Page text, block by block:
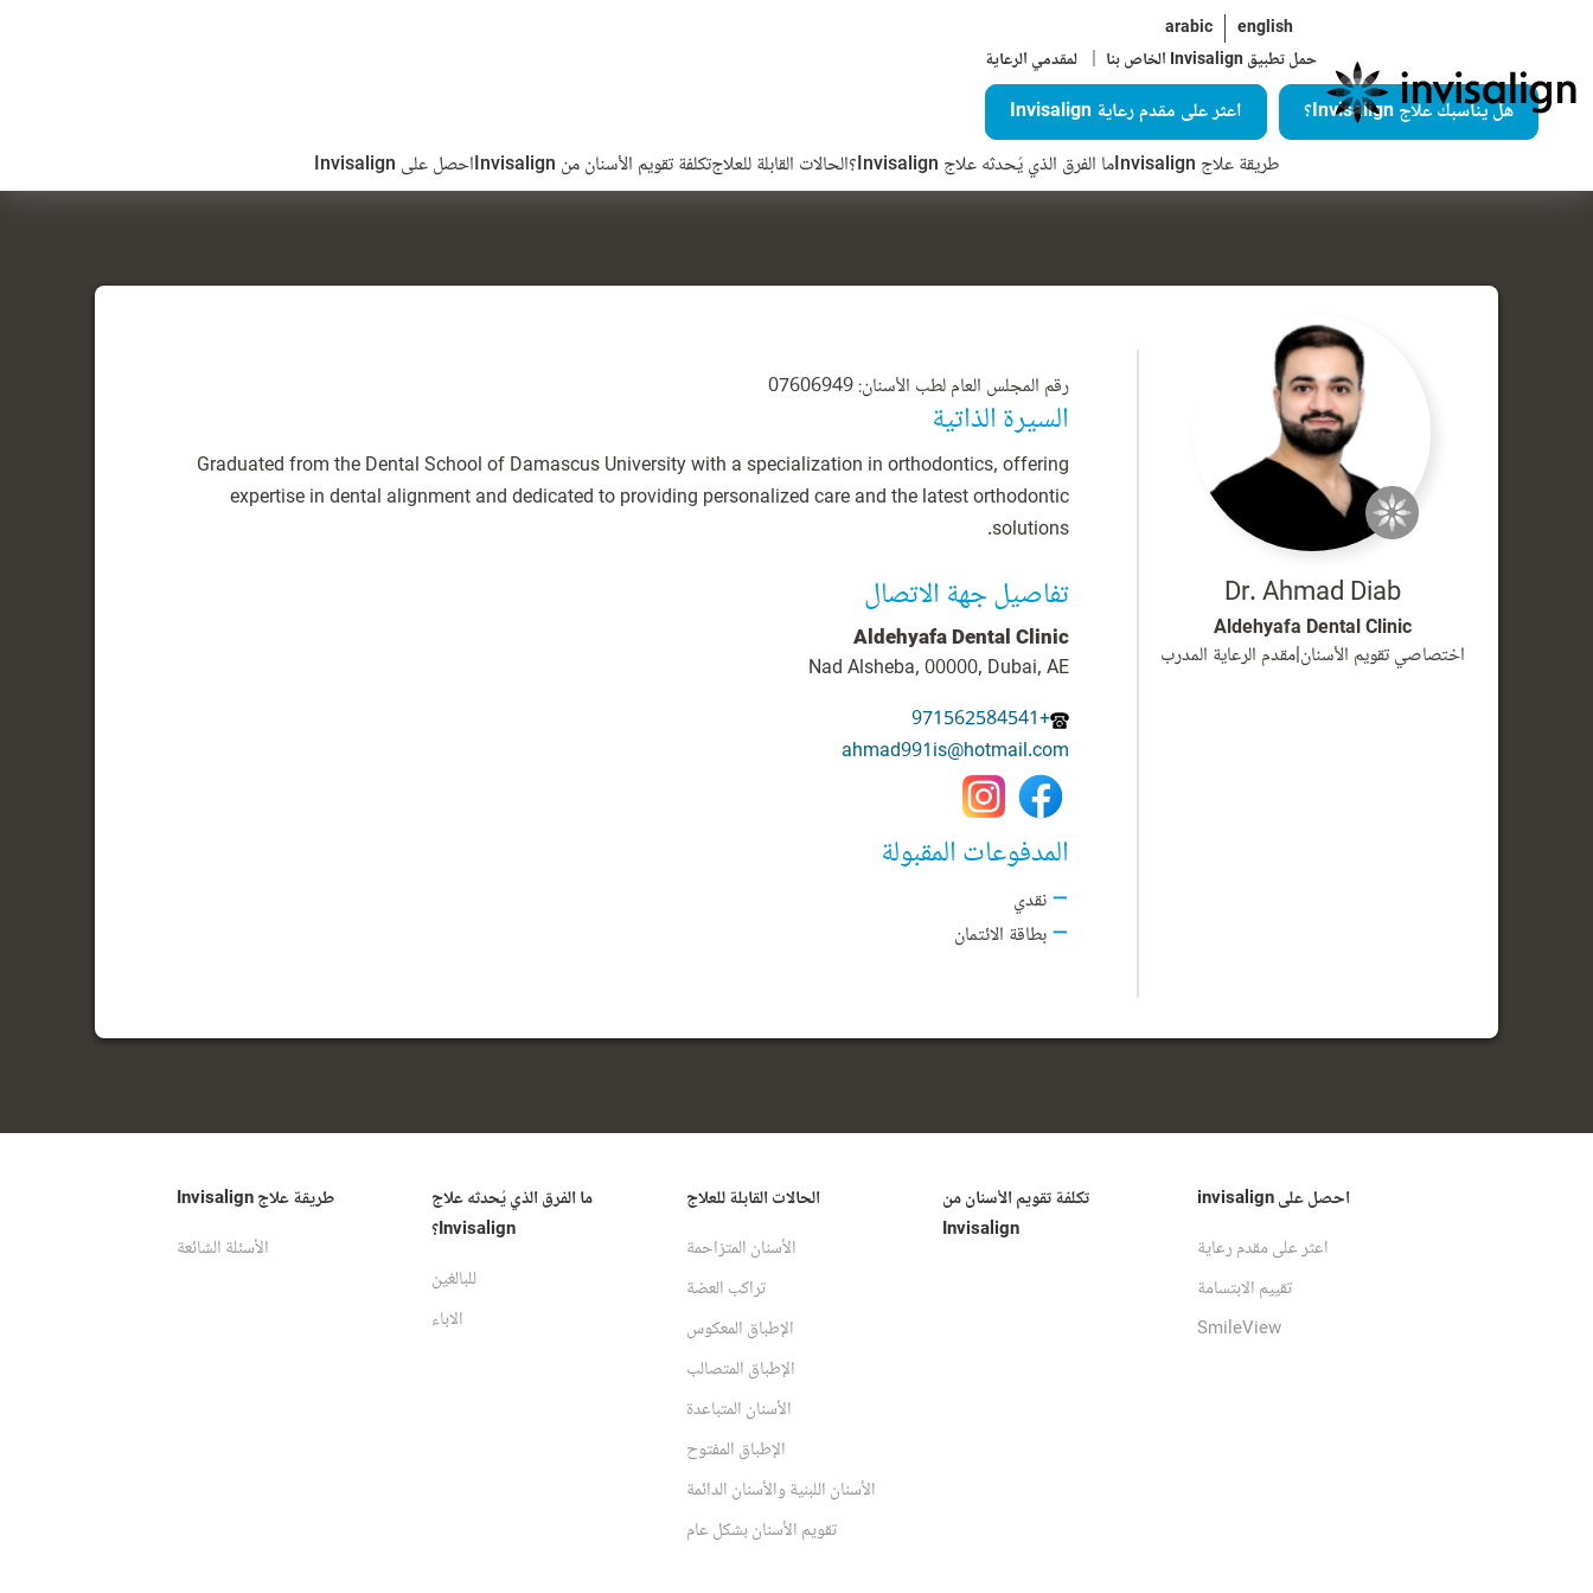
arabic
english
حمل تطبيق Invisalign الخاص بنا
| لمقدمي الرعاية
هل يناسبك علاج Invisalign؟
اعثر على مقدم رعاية Invisalign
طريقة علاج Invisalign
ما الفرق الذي يُحدثه علاج Invisalign؟ الحالات القابلة للعلاجتكلفة تقويم الأسنان من Invisalign احصل على Invisalign
Dr. Ahmad Diab
Aldehyafa Dental Clinic
اختصاصي تقويم الأسنان|مقدم الرعاية المدرب
رقم المجلس العام لطب الأسنان: 07606949
السيرة الذاتية
Graduated from the Dental School of Damascus University with a specialization in orthodontics, offering
expertise in dental alignment and dedicated to providing personalized care and the latest orthodontic
تفاصيل جهة الاتصال
Aldehyafa Dental Clinic
Nad Alsheba, 00000, Dubai, AE
+971562584541
ahmad991is@hotmail.com
المدفوعات المقبولة
نقدي
بطاقة الائتمان
طريقة علاج Invisalign
الأسئلة الشائعة
ما الفرق الذي يُحدثه علاج
Invisalign؟
للبالغين
الاباء
الحالات القابلة للعلاج
الأسنان المتزاحمة
تراكب العضة
الإطباق المعكوس
الإطباق المتصالب
الأسنان المتباعدة
الإطباق المفتوح
الأسنان اللبنية والأسنان الدائمة
تقويم الأسنان بشكل عام
تكلفة تقويم الأسنان من
Invisalign
احصل على invisalign
اعثر على مقدم رعاية
تقييم الابتسامة
SmileView